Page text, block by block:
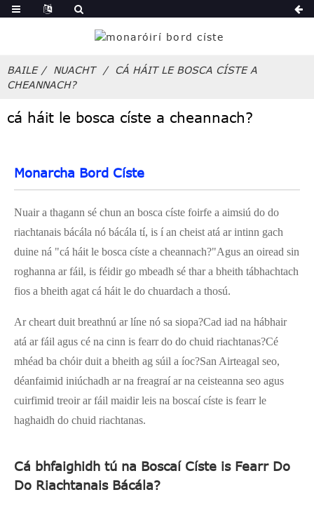
BAILE NUACHT
CÁ HÁIT LE BOSCA CÍSTE A
CHEANNACH?
cá háit le bosca císte a cheannach?
Monarcha Bord Císte
Nuair a thagann sé chun an bosca císte foirfe a aimsiú do do
riachtanais bácála nó bácála tí, is í an cheist atá ar intinn gach
duine ná "cá háit le bosca císte a cheannach?"Agus an oiread sin
roghanna ar fáil, is féidir go mbeadh sé thar a bheith tábhachtach
fios a bheith agat cá háit le do chuardach a thosú.
Ar cheart duit breathnú ar líne nó sa siopa?Cad iad na hábhair
atá ar fáil agus cé na cinn is fearr do do chuid riachtanas?Cé
mhéad ba chóir duit a bheith ag súil a íoc?San Airteagal seo,
déanfaimid iniúchadh ar na freagraí ar na ceisteanna seo agus
cuirfimid treoir ar fáil maidir leis na boscaí císte is fearr le
haghaidh do chuid riachtanas.
Cá bhfaighidh tú na Boscaí Císte is Fearr Do
Do Riachtanais Bácála?